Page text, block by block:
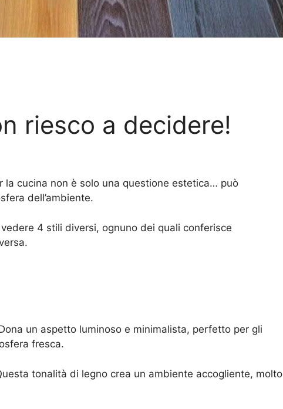
riesco a decidere!
la cucina non è solo una questione estetica… può
dell’ambiente.
4 stili diversi, ognuno dei quali conferisce
un aspetto luminoso e minimalista, perfetto per gli
fresca.
tonalità di legno crea un ambiente accogliente, molto